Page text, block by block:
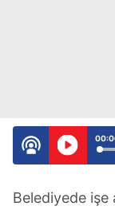
Belediyede işe